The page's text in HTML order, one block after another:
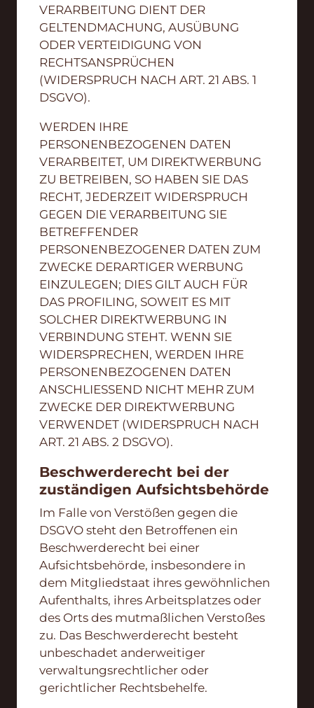
VERARBEITUNG DIENT DER
GELTENDMACHUNG, AUSÜBUNG
ODER VERTEIDIGUNG VON
RECHTSANSPRÜCHEN
(WIDERSPRUCH NACH ART. 21 ABS. 1
DSGVO).
WERDEN IHRE
PERSONENBEZOGENEN DATEN
VERARBEITET, UM DIREKTWERBUNG
ZU BETREIBEN, SO HABEN SIE DAS
RECHT, JEDERZEIT WIDERSPRUCH
GEGEN DIE VERARBEITUNG SIE
BETREFFENDER
PERSONENBEZOGENER DATEN ZUM
ZWECKE DERARTIGER WERBUNG
EINZULEGEN; DIES GILT AUCH FÜR
DAS PROFILING, SOWEIT ES MIT
SOLCHER DIREKTWERBUNG IN
VERBINDUNG STEHT. WENN SIE
WIDERSPRECHEN, WERDEN IHRE
PERSONENBEZOGENEN DATEN
ANSCHLIESSEND NICHT MEHR ZUM
ZWECKE DER DIREKTWERBUNG
VERWENDET (WIDERSPRUCH NACH
ART. 21 ABS. 2 DSGVO).
Beschwerde­recht bei der
zuständigen Aufsichts­behörde
Im Falle von Verstößen gegen die
DSGVO steht den Betroffenen ein
Beschwerderecht bei einer
Aufsichtsbehörde, insbesondere in
dem Mitgliedstaat ihres gewöhnlichen
Aufenthalts, ihres Arbeitsplatzes oder
des Orts des mutmaßlichen Verstoßes
zu. Das Beschwerderecht besteht
unbeschadet anderweitiger
verwaltungsrechtlicher oder
gerichtlicher Rechtsbehelfe.